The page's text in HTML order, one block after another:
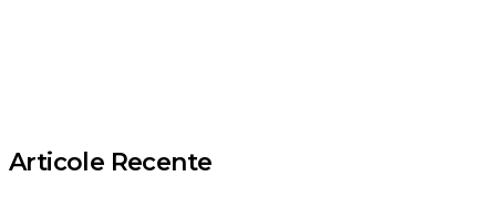
Articole Recente